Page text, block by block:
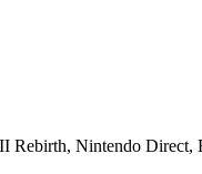
Rebirth, Nintendo